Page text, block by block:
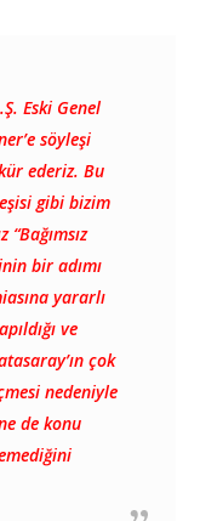
Eski Genel
söyleşi
ederiz. Bu
gibi bizim
“Bağımsız
bir adımı
yararlı
ve
çok
nedeniyle
de konu